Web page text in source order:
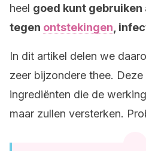
heel goed kunt
tegen ontstekingen ,
In dit artikel delen we
zeer bijzondere thee.
ingrediënten die de
maar zullen versterken.